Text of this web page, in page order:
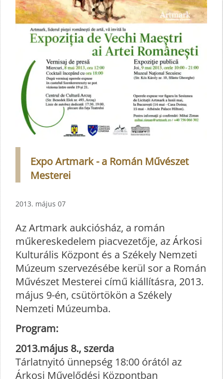
Expo Artmark - a Román Művészet
Mesterei
2013. május 07
Az Artmark aukciósház, a román
műkereskedelem piacvezetője, az Árkosi
Kulturális Központ és a Székely Nemzeti
Múzeum szervezésébe kerül sor a Román
Művészet Mesterei című kiállításra, 2013.
május 9-én, csütörtökön a Székely
Nemzeti Múzeumba.
Program:
2013.május 8., szerda
Tárlatnyitó ünnepség 18:00 órától az
Árkosi Művelődési Központban